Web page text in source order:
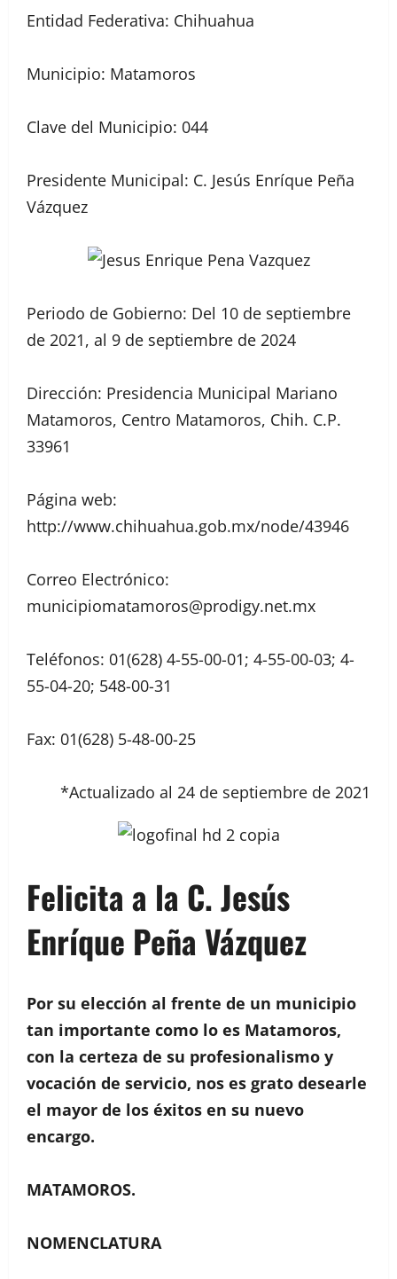
Entidad Federativa: Chihuahua
Municipio: Matamoros
Clave del Municipio: 044
Presidente Municipal: C. Jesús Enríque Peña
Vázquez
Periodo de Gobierno: Del 10 de septiembre
de 2021, al 9 de septiembre de 2024
Dirección: Presidencia Municipal Mariano
Matamoros, Centro Matamoros, Chih. C.P.
33961
Página web:
http://www.chihuahua.gob.mx/node/43946
Correo Electrónico:
municipiomatamoros@prodigy.net.mx
Teléfonos: 01(628) 4-55-00-01; 4-55-00-03; 4-
55-04-20; 548-00-31
Fax: 01(628) 5-48-00-25
*Actualizado al 24 de septiembre de 2021
Felicita a la C. Jesús
Enríque Peña Vázquez
Por su elección al frente de un municipio
tan importante como lo es Matamoros,
con la certeza de su profesionalismo y
vocación de servicio, nos es grato desearle
el mayor de los éxitos en su nuevo
encargo.
MATAMOROS.
NOMENCLATURA